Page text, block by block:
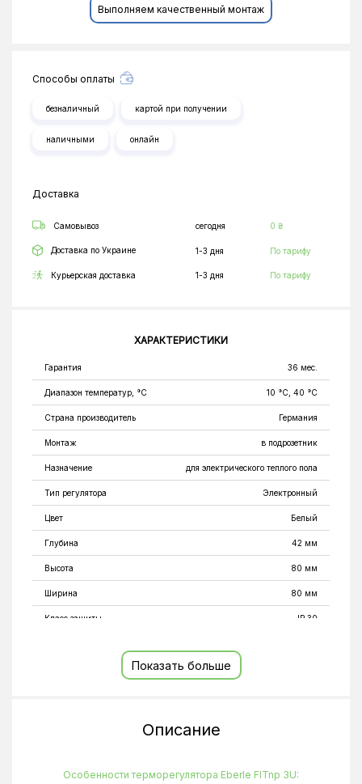
Выполняем качественный монтаж
Способы оплаты
безналичный картой при получении
наличными онлайн
Доставка
Самовывоз сегодня 0 ₴
Доставка по Украине 1-3 дня По тарифу
Курьерская доставка 1-3 дня По тарифу
ХАРАКТЕРИСТИКИ
Гарантия 36 мес.
Диапазон температур, °С 10 °C, 40 °C
Страна производитель Германия
Монтаж в подрозетник
Назначение для электрического теплого пола
Тип регулятора Электронный
Цвет Белый
Глубина 42 мм
Высота 80 мм
Ширина 80 мм
Класс защиты IP 30
Показать больше
Описание
Особенности терморегулятора Eberle FITnp 3U: